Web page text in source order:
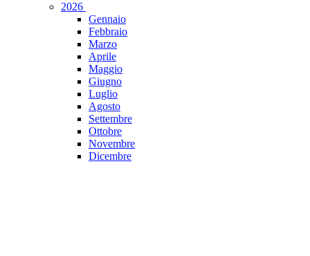
2026
Gennaio
Febbraio
Marzo
Aprile
Maggio
Giugno
Luglio
Agosto
Settembre
Ottobre
Novembre
Dicembre